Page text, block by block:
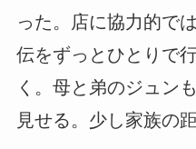
った。店に協力的で
伝をずっとひとりで
く。母と弟のジュン
見せる。少し家族の